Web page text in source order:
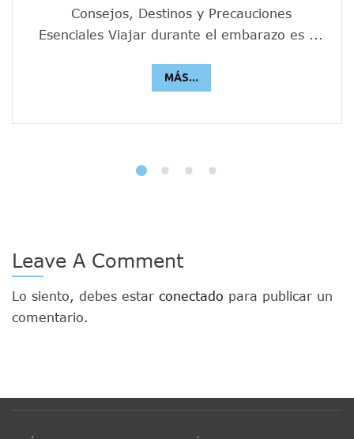
Consejos, Destinos y Precauciones
Esenciales Viajar durante el embarazo es ...
MÁS...
Leave A Comment
Lo siento, debes estar conectado para publicar un
comentario.